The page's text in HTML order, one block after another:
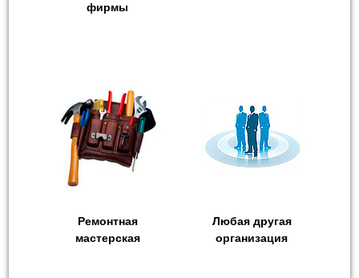
фирмы
Ремонтная
мастерская
Любая другая
организация